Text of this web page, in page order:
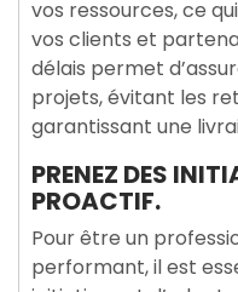
vos ressources, ce
vos clients et
délais permet
projets, évitant les
garantissant une
PRENEZ DES
PROACTIF.
Pour être un
performant, il est